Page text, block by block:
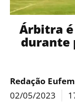
Árbitra
durante
Redação
02/05/2023